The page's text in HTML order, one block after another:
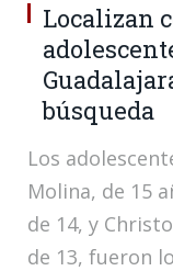
Localizan
búsqueda
Los
Molina, de 15
de 14, y
de 13, fueron